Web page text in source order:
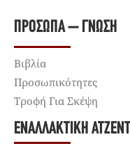
ΠΡΌΣΩΠΑ – ΓΝΏΣΗ
Βιβλία
Προσωπικότητες
Τροφή Για Σκέψη
ΕΝΑΛΛΑΚΤΙΚΉ